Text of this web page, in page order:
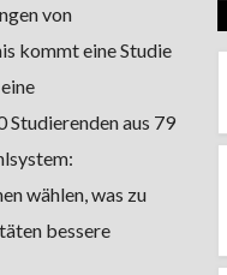
von
kommt eine Studie
Studierenden aus 79
wählen, was zu
bessere